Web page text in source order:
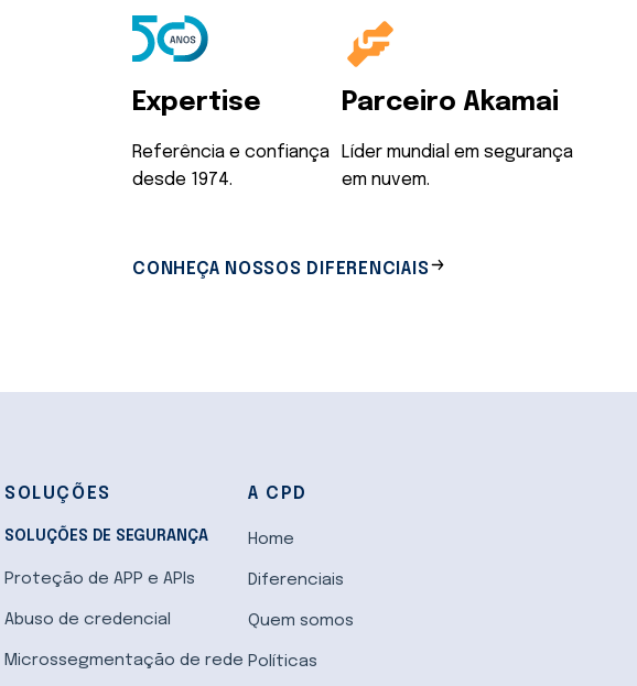
Expertise
Referência e confiança
desde 1974.
Parceiro Akamai
Líder mundial em segurança
em nuvem.
CONHEÇA NOSSOS DIFERENCIAIS
SOLUÇÕES
SOLUÇÕES DE SEGURANÇA
Proteção de APP e APIs
Abuso de credencial
Microssegmentação de rede
A CPD
Home
Diferenciais
Quem somos
Políticas